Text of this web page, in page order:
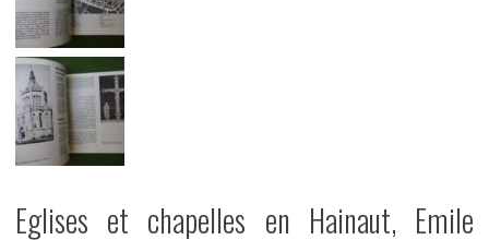
Eglises et chapelles en Hainaut, Emile